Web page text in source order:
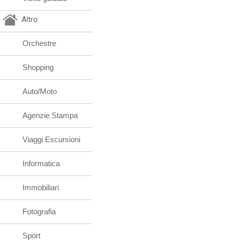
Altro
Orchestre
Shopping
Auto/Moto
Agenzie Stampa
Viaggi Escursioni
Informatica
Immobiliari
Fotografia
Sport